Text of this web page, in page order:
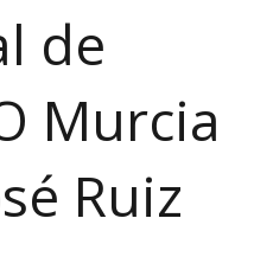
de
Murcia
Ruiz